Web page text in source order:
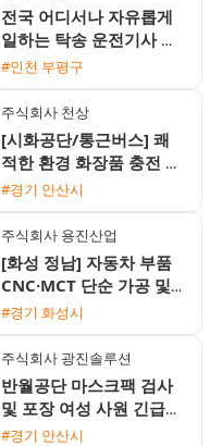
전국 어디서나 자유롭게
일하는 탁송 운전기사 모
집 / 월 450만원 수준 / 초
#인천 부평구
주식회사 천상
[시화공단/통근버스] 쾌
적한 환경 화장품 충전 및
검사 여성 사원 모집 (내
#경기 안산시
주식회사 용진산업
[화성 정남] 자동차 부품
CNC·MCT 단순 가공 및
치수 측정 생산직 모집
#경기 화성시
주식회사 광진솔루션
반월공단 마스크팩 검사
및 포장 여성 사원 긴급
모집
#경기 안산시